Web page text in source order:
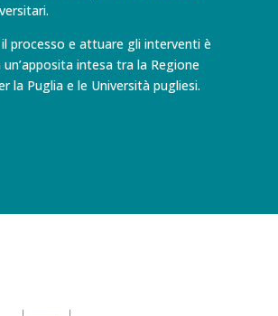
processo e attuare gli interventi è
intesa tra la Regione
la Puglia e le Università pugliesi.